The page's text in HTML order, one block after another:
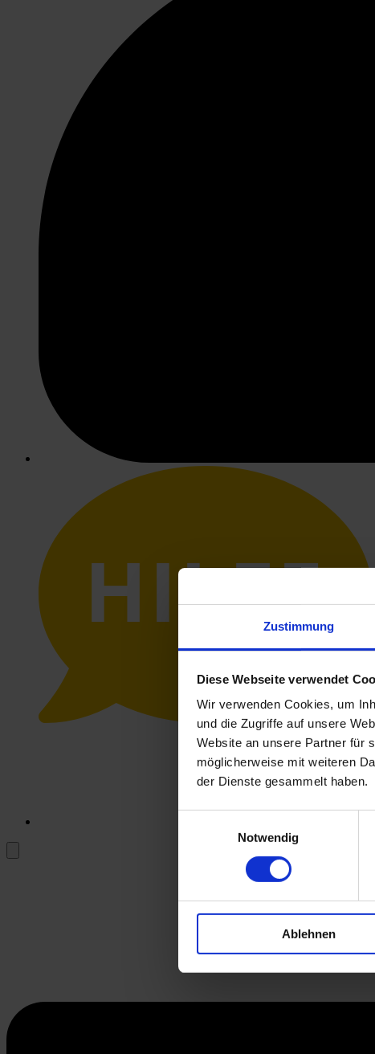
Zustimmung
Diese Webseite verwendet
Wir verwenden Cookies, um
und die Zugriffe auf unsere
Website an unsere Partner für
möglicherweise mit weiteren
der Dienste gesammelt haben.
Notwendig
Ablehnen
HILFE